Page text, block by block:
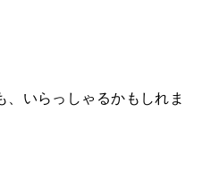
、いらっしゃるかもしれま